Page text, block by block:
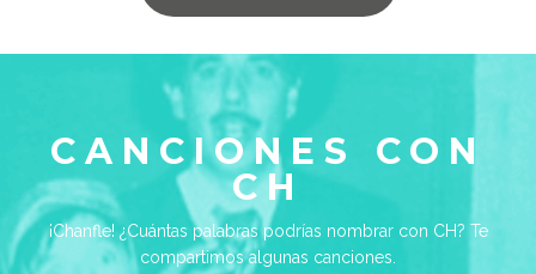
CANCIONES CON
CH
¡Chanfle! ¿Cuántas palabras podrías nombrar con CH? Te
compartimos algunas canciones.